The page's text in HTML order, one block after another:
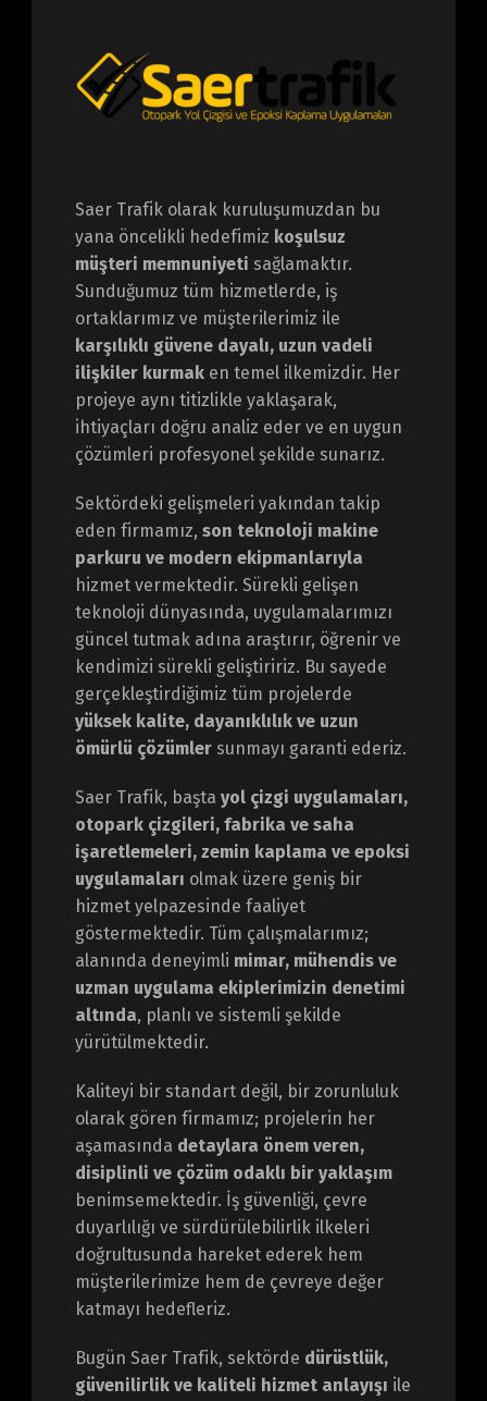
Saer Trafik olarak kuruluşumuzdan bu
yana öncelikli hedefimiz koşulsuz
müşteri memnuniyeti sağlamaktır.
Sunduğumuz tüm hizmetlerde, iş
ortaklarımız ve müşterilerimiz ile
karşılıklı güvene dayalı, uzun vadeli
ilişkiler kurmaken temel ilkemizdir. Her
projeye aynı titizlikle yaklaşarak,
ihtiyaçları doğru analiz eder ve en uygun
çözümleri profesyonel şekilde sunarız.
Sektördeki gelişmeleri yakından takip
eden firmamız, son teknoloji makine
parkuru ve modern ekipmanlarıyla
hizmet vermektedir. Sürekli gelişen
teknoloji dünyasında, uygulamalarımızı
güncel tutmak adına araştırır, öğrenir ve
kendimizi sürekli geliştiririz. Bu sayede
gerçekleştirdiğimiz tüm projelerde
yüksek kalite, dayanıklılık ve uzun
ömürlü çözümlersunmayı garanti ederiz.
Saer Trafik, başta yol çizgi uygulamaları,
otopark çizgileri, fabrika ve saha
işaretlemeleri, zemin kaplama ve epoksi
uygulamaları olmak üzere geniş bir
hizmet yelpazesinde faaliyet
göstermektedir. Tüm çalışmalarımız;
alanında deneyimli mimar, mühendis ve
uzman uygulama ekiplerimizin denetimi
altında, planlı ve sistemli şekilde
yürütülmektedir.
Kaliteyi bir standart değil, bir zorunluluk
olarak gören firmamız; projelerin her
aşamasında detaylara önem veren,
disiplinli ve çözüm odaklı bir yaklaşım
benimsemektedir. İş güvenliği, çevre
duyarlılığı ve sürdürülebilirlik ilkeleri
doğrultusunda hareket ederek hem
müşterilerimize hem de çevreye değer
katmayı hedefleriz.
Bugün Saer Trafik, sektörde dürüstlük,
güvenilirlik ve kaliteli hizmet anlayışı ile